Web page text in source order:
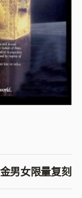
男女限量复刻